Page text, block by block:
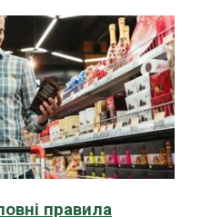
правила